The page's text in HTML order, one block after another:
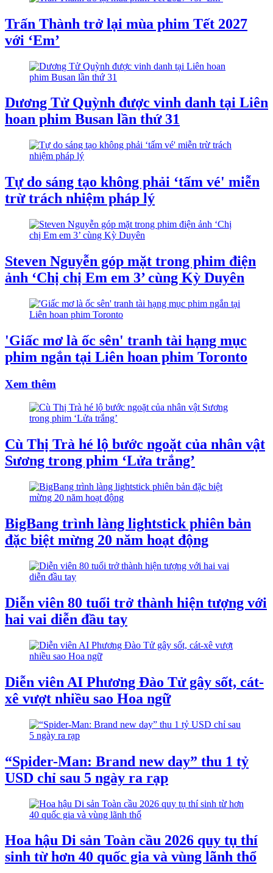
Trấn Thành trở lại mùa phim Tết 2027
với ‘Em’
Dương Tử Quỳnh được vinh danh tại Liên
hoan phim Busan lần thứ 31
Tự do sáng tạo không phải ‘tấm vé' miễn
trừ trách nhiệm pháp lý
Steven Nguyễn góp mặt trong phim điện
ảnh ‘Chị chị Em em 3’ cùng Kỳ Duyên
'Giấc mơ là ốc sên' tranh tài hạng mục
phim ngắn tại Liên hoan phim Toronto
Xem thêm
Cù Thị Trà hé lộ bước ngoặt của nhân vật
Sương trong phim ‘Lửa trắng’
BigBang trình làng lightstick phiên bản
đặc biệt mừng 20 năm hoạt động
Diễn viên 80 tuổi trở thành hiện tượng với
hai vai diễn đầu tay
Diễn viên AI Phương Đào Tử gây sốt, cát-
xê vượt nhiều sao Hoa ngữ
“Spider-Man: Brand new day” thu 1 tỷ
USD chỉ sau 5 ngày ra rạp
Hoa hậu Di sản Toàn cầu 2026 quy tụ thí
sinh từ hơn 40 quốc gia và vùng lãnh thổ